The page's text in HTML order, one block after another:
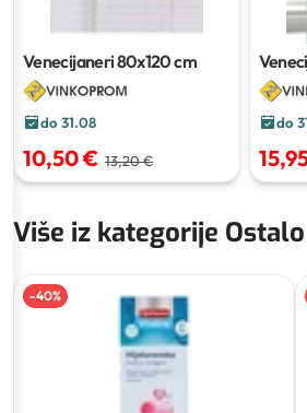
Venecijaneri80x120 cm
do 31.08
10,50 € 13,20 €
do
Više iz kategorije Ostalo
-40%